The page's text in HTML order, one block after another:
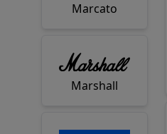
Marcato
Marshall